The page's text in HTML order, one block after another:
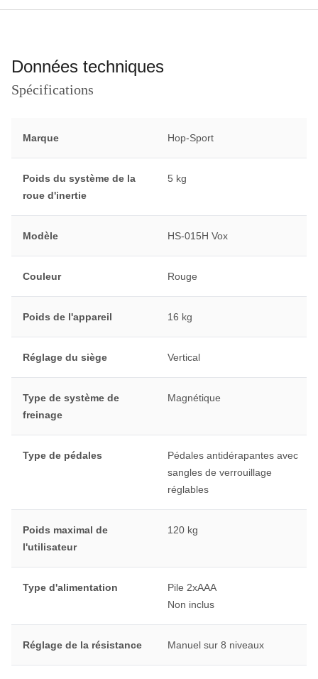
Données techniques
Spécifications
Marque Hop-Sport
Poids du système de la
roue d'inertie
5 kg
Modèle HS-015H Vox
Couleur Rouge
Poids de l'appareil 16 kg
Réglage du siège Vertical
Type de système de
freinage
Magnétique
Type de pédales
Pédales antidérapantes avec
sangles de verrouillage
réglables
Poids maximal de
l'utilisateur
120 kg
Type d'alimentation
Pile 2xAAA
Non inclus
Réglage de la résistance Manuel sur 8 niveaux